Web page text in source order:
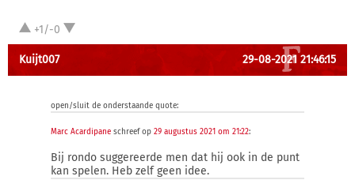
+1/-0
Kuijt007 29-08-2021 21:46:15
open/sluit de onderstaande quote:
Marc Acardipane schreef op 29 augustus 2021 om 21:22:
Bij rondo suggereerde men dat hij ook in de punt
kan spelen. Heb zelf geen idee.